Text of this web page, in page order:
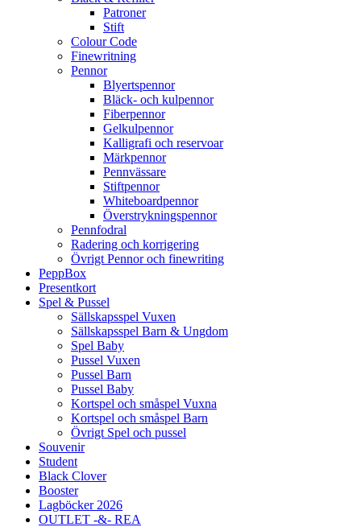
Patroner
Stift
Colour Code
Finewritning
Pennor
Blyertspennor
Bläck- och kulpennor
Fiberpennor
Gelkulpennor
Kalligrafi och reservoar
Märkpennor
Pennvässare
Stiftpennor
Whiteboardpennor
Överstrykningspennor
Pennfodral
Radering och korrigering
Övrigt Pennor och finewriting
PeppBox
Presentkort
Spel & Pussel
Sällskapsspel Vuxen
Sällskapsspel Barn & Ungdom
Spel Baby
Pussel Vuxen
Pussel Barn
Pussel Baby
Kortspel och småspel Vuxna
Kortspel och småspel Barn
Övrigt Spel och pussel
Souvenir
Student
Black Clover
Booster
Lagböcker 2026
OUTLET -&- REA